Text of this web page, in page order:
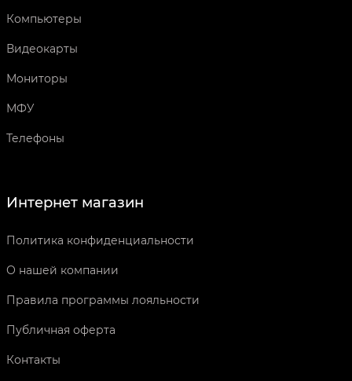
Компьютеры
Видеокарты
Мониторы
МФУ
Телефоны
Интернет магазин
Политика конфиденциальности
О нашей компании
Правила программы лояльности
Публичная оферта
Контакты